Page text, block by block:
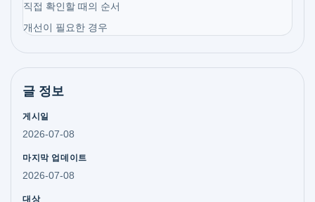
직접 확인할 때의 순서
개선이 필요한 경우
글 정보
게시일
2026-07-08
마지막 업데이트
2026-07-08
대상